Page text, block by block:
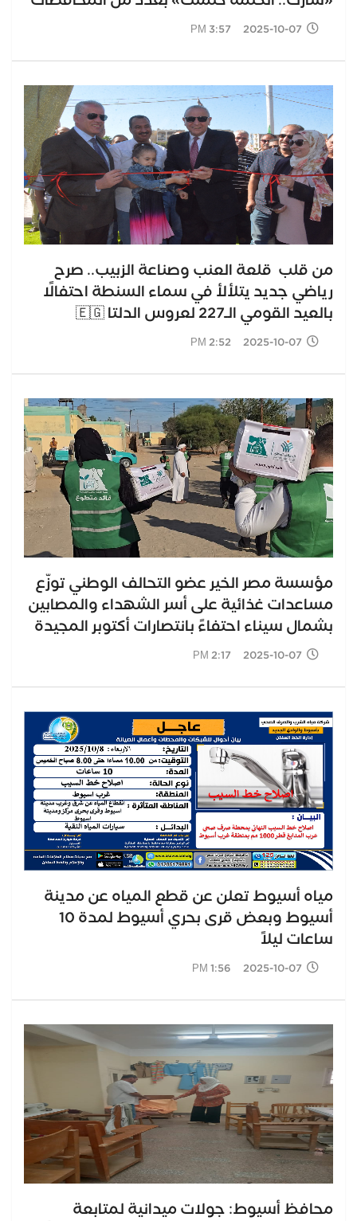
2025-10-07 3:57 PM
من قلب قلعة العنب وصناعة الزبيب.. صرح
رياضي جديد يتلألأ في سماء السنطة احتفالًا
بالعيد القومي الـ227 لعروس الدلتا 🇪🇬
2025-10-07 2:52 PM
مؤسسة مصر الخير عضو التحالف الوطني توزّع
مساعدات غذائية على أسر الشهداء والمصابين
بشمال سيناء احتفاءً بانتصارات أكتوبر المجيدة
2025-10-07 2:17 PM
مياه أسيوط تعلن عن قطع المياه عن مدينة
أسيوط وبعض قرى بحري أسيوط لمدة 10
ساعات ليلاً
2025-10-07 1:56 PM
محافظ أسيوط: جولات ميدانية لمتابعة